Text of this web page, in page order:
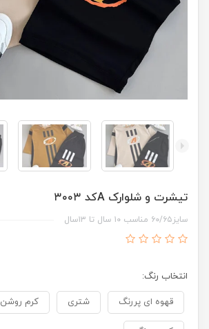
تیشرت و شلوارک Aکد ۳۰۰۳
سایز۶۰/۶۵ مناسب ۱۰ سال تا ۱۳سال
انتخاب رنگ:
قهوه ای پررنگ شتری کرم روشن